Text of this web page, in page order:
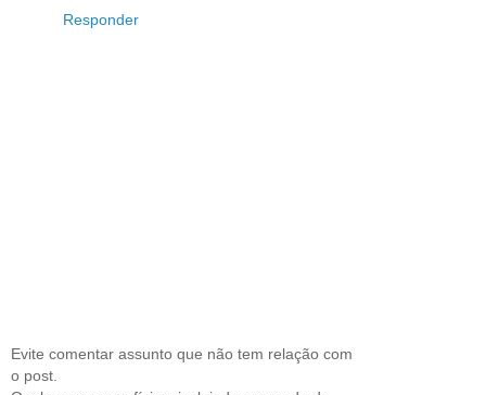
Responder
Evite comentar assunto que não tem relação com
o post.